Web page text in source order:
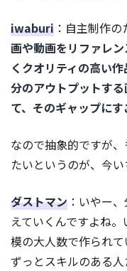
iwaburi ：自主制作の
画や動画をリファレ
くクオリティの高い
分のアウトプットす
て、そのギャップに
なので抽象的ですが
たいというのが、今い
ダストマン ：いやー
えていくんですよね
模の大人数で作られ
ずっとスキルのある